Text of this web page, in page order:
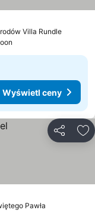
Villa Rundle
Wyświetl ceny
Pawła